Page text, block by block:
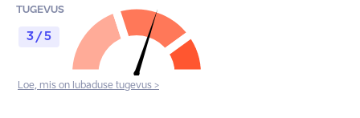
TUGEVUS
3 / 5
Loe, mis on lubaduse tugevus >